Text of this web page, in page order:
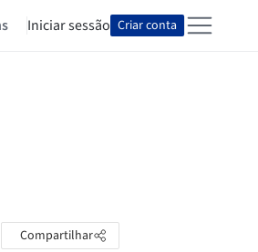
Iniciar sessão Criar conta
Compartilhar